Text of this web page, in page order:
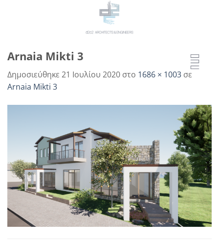
Arnaia Mikti 3
Δημοσιεύθηκε 21 Ιουλίου 2020 στο 1686 × 1003 σε
Arnaia Mikti 3